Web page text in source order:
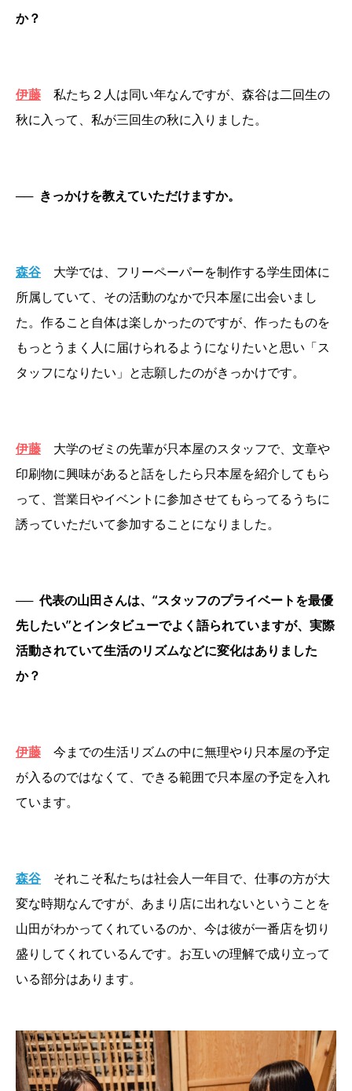
か？
伊藤
私たち２人は同い年なんですが、森谷は二回生の
秋に入って、私が三回生の秋に入りました。
── きっかけを教えていただけますか。
森谷
大学では、フリーペーパーを制作する学生団体に
所属していて、その活動のなかで只本屋に出会いまし
た。作ること自体は楽しかったのですが、作ったものを
もっとうまく人に届けられるようになりたいと思い「ス
タッフになりたい」と志願したのがきっかけです。
伊藤
大学のゼミの先輩が只本屋のスタッフで、文章や
印刷物に興味があると話をしたら只本屋を紹介してもら
って、営業日やイベントに参加させてもらってるうちに
誘っていただいて参加することになりました。
── 代表の山田さんは、“スタッフのプライベートを最優
先したい”とインタビューでよく語られていますが、実際
活動されていて生活のリズムなどに変化はありました
か？
伊藤
今までの生活リズムの中に無理やり只本屋の予定
が入るのではなくて、できる範囲で只本屋の予定を入れ
ています。
森谷
それこそ私たちは社会人一年目で、仕事の方が大
変な時期なんですが、あまり店に出れないということを
山田がわかってくれているのか、今は彼が一番店を切り
盛りしてくれているんです。お互いの理解で成り立って
いる部分はあります。